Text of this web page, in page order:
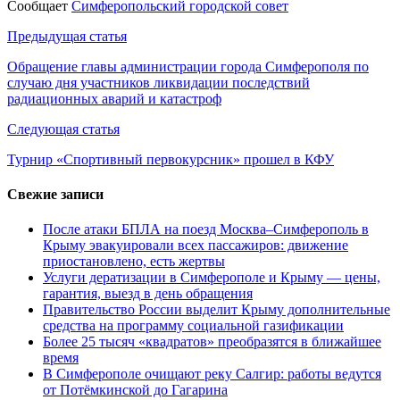
Сообщает Симферопольский городской совет
Навигация
по
записям
Предыдущая статья
Обращение главы администрации города Симферополя по
случаю дня участников ликвидации последствий
радиационных аварий и катастроф
Следующая статья
Турнир «Спортивный первокурсник» прошел в КФУ
Свежие записи
После атаки БПЛА на поезд Москва–Симферополь в
Крыму эвакуировали всех пассажиров: движение
приостановлено, есть жертвы
Услуги дератизации в Симферополе и Крыму — цены,
гарантия, выезд в день обращения
Правительство России выделит Крыму дополнительные
средства на программу социальной газификации
Более 25 тысяч «квадратов» преобразятся в ближайшее
время
В Симферополе очищают реку Салгир: работы ведутся
от Потёмкинской до Гагарина